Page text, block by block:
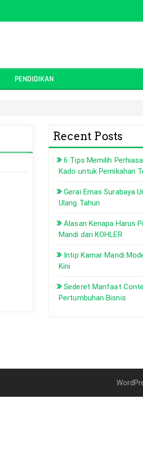
PENDIDIKAN
Recent Posts
6 Tips Memilih
Kado untuk Pernikahan
Gerai Emas Surabaya
Ulang Tahun
Alasan Kenapa Harus
Mandi dari KOHLER
Intip Kamar Mandi
Kini
Sederet Manfaat
Pertumbuhan Bisnis